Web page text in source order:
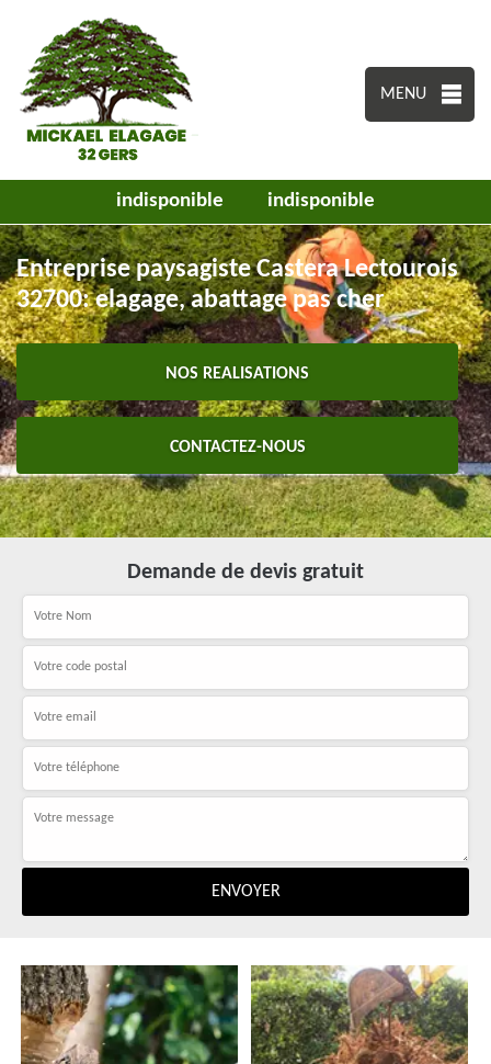
MENU
indisponible indisponible
Entreprise paysagiste Castera Lectourois
32700: elagage, abattage pas cher
NOS REALISATIONS
CONTACTEZ-NOUS
Demande de devis gratuit